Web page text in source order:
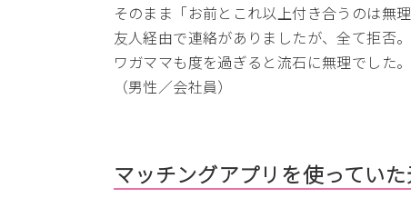
そのまま「お前とこれ以上付き合うのは無
友人経由で連絡がありましたが、全て拒否。
ワガママも度を過ぎると流石に無理でした。
（男性／会社員）
マッチングアプリを使ってい